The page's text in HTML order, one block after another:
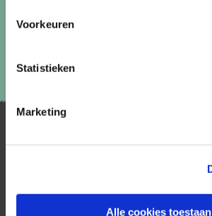
Voorkeuren
Statistieken
Marketing
Alle cookies toestaan